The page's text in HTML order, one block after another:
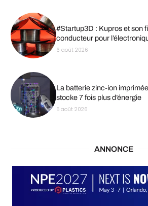
#Startup3D : Kupros et son
conducteur pour
6 août 2026
La batterie zinc-ion
stocke 7 fois plus d’énergie
5 août 2026
ANNONCE